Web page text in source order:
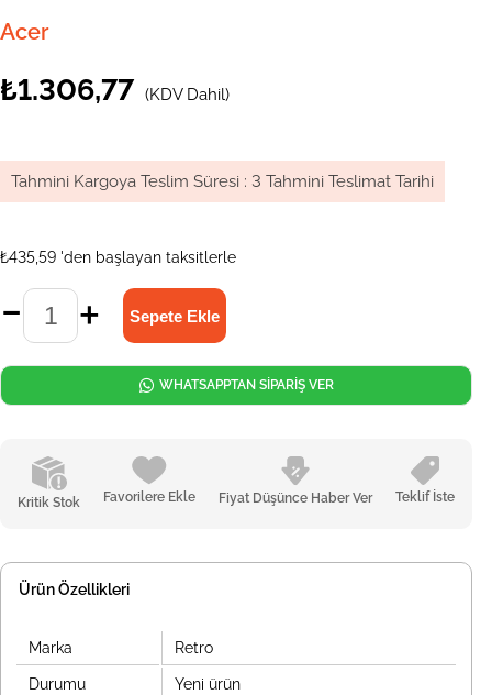
Acer
₺1.306,77 (KDV Dahil)
Tahmini Kargoya Teslim Süresi : 3 Tahmini Teslimat Tarihi
₺435,59 'den başlayan taksitlerle
Kritik Stok Favorilere Ekle Fiyat Düşünce Haber Ver Teklif İste
WHATSAPPTAN SİPARİŞ VER
Ürün Özellikleri
Marka Retro
Durumu Yeni ürün